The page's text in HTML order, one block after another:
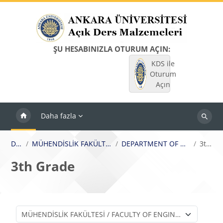
ŞU HESABINIZLA OTURUM AÇIN:
KDS ile
Oturum
Açın
Daha fazla
Dersleri
Dersler MÜHENDİSLİK FAKÜLTESİ / FACULTY OF ENGINEERING DEPARTMENT OF GEOPHYSICAL ENGINEERING 3th Grade
3th Grade
Ders Kategorileri